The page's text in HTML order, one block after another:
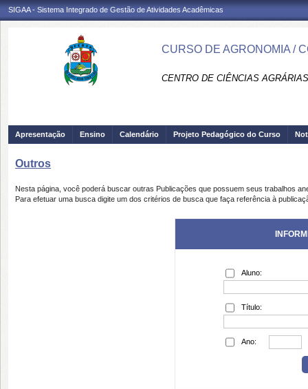
SIGAA - Sistema Integrado de Gestão de Atividades Acadêmicas
CURSO DE AGRONOMIA /
CENTRO DE CIÊNCIAS
Apresentação Ensino Calendário Projeto Pedagógico do Curso
Outros
Nesta página, você poderá buscar outras Publicações que possuem seus trabalhos
Para efetuar uma busca digite um dos critérios de busca que faça referência à
Aluno:
Título:
Ano: